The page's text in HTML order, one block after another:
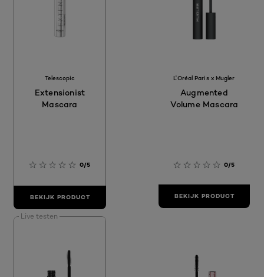
Telescopic
Extensionist
Mascara
0/5
BEKIJK PRODUCT
L'Oréal Paris x Mugler
Augmented
Volume Mascara
0/5
BEKIJK PRODUCT
Live testen